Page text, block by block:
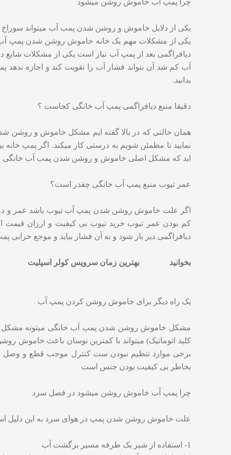
یکی از دلایل خاموش و روشن شدن پمب آب میتواند سوراخ
یکی از مشکلات مهم یک خانه خاموش روشن شدن پمپ آب است
دیافراگمی بعد از پمپ آب نیاز است یکی از مشکلات
آب کم شد آن بتواند فشار آب را تقویت کند و اجازه
بدانید.
دقیقا منبع دیافراگمی پمپ آب خانگی کجاست ؟
همان حالتی که در بالا گفته ایم مشکل خاموش و روشن شدن
اید که مشکل اصلی خاموش و روشن شدن پمب آب خانگی
عمر تیوب منبع پمپ آب خانگی چقدر است؟
اگر علت خاموش روشن شدن پمپ آب تیوب باشد عمر و
کم بودن عمر تیوب خرید تیوب بی کیفیت و ارزان
دیافراگمی دیر باز شود و به آن فشار بیاید و موجع خرابی
بخوانید بهترین زمان سرویس کولر اسپلیت
یک راه دیگر برای خاموش روشن کردن پمپ آب
مشکل خاموش روشن شدن پمپ آب خانگی میتونه مشکل از
کلید اتوماتیک) میتواند با کمترین نوسان باعث
برخی موارد تنظیم نبودن ست کنترل موجب قطع و
بخاطر بی کیفیت بودن جنس است
چرا پمپ آب خاموش روشن میشود در فصل سرد
علت خاموش روشن شدن پمپ در هوای سرد به این دلیل
1- استفاده از شیر یک طرفه مسیر برگشت آب